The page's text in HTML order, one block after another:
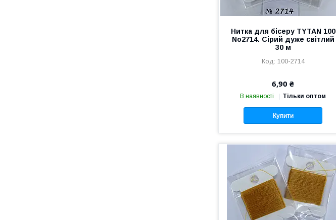
Нитка для бісеру TYTAN 100
No2714. Сірий дуже світлий
30 м
100-2714
6,90 ₴
В наявності Тільки оптом
Купити